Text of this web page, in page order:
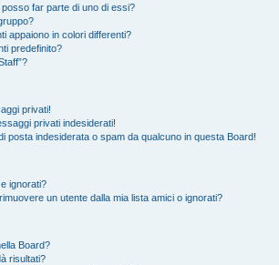
far parte di uno di essi?
appaiono in colori differenti?
predefinito?
privati!
privati indesiderati!
posta indesiderata o spam da qualcuno in questa Board!
ignorati?
un utente dalla mia lista amici o ignorati?
Board?
risultati?